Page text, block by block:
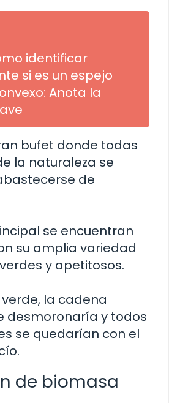
identificar
si es un espejo
Anota la
bufet donde todas
la naturaleza se
de
se encuentran
su amplia variedad
y apetitosos.
la cadena
desmoronaría y todos
se quedarían con el
de biomasa